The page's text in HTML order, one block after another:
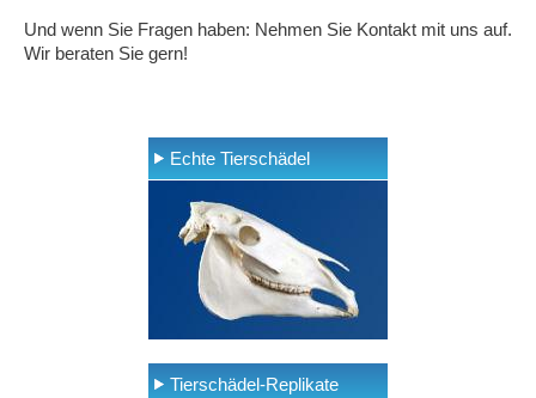
Und wenn Sie Fragen haben: Nehmen Sie Kontakt mit uns auf.
Wir beraten Sie gern!
Echte Tierschädel
Tierschädel-Replikate